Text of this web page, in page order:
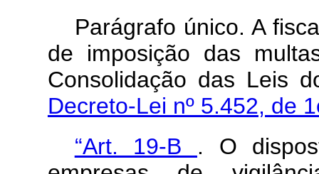
Parágrafo único. A
de imposição das
Consolidação das Leis
Decreto-Lei nº 5.452, de
“Art. 19-B . O